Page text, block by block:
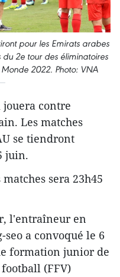
pour les Emirats arabes
2e tour des éliminatoires
2022. Photo: VNA
contre
Les matches
se tiendront
juin.
sera 23h45
l'entraîneur en
seo a convoqué le 6
formation junior de
(FFV)